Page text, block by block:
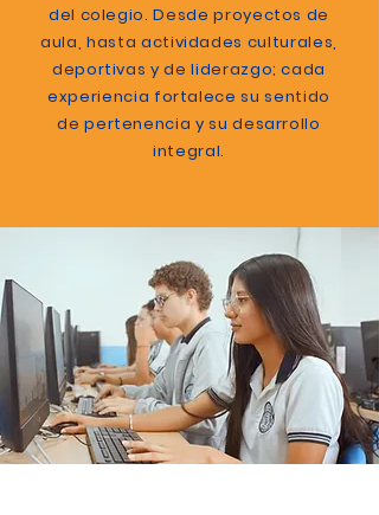
del colegio. Desde proyectos de
aula, hasta actividades culturales,
deportivas y de liderazgo; cada
experiencia fortalece su sentido
de pertenencia y su desarrollo
integral.